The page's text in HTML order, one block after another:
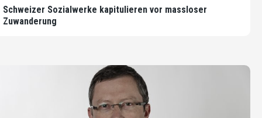
Schweizer Sozialwerke kapitulieren vor massloser
Zuwanderung